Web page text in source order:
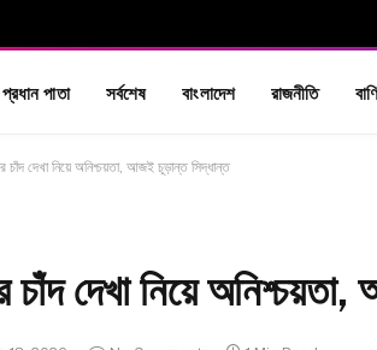
প্রধান পাতা সর্বশেষ বাংলাদেশ রাজনীতি
চাঁদ দেখা নিয়ে অনিশ্চয়তা, আজই চূড়ান্ত সিদ্ধান্ত
চাঁদ দেখা নিয়ে